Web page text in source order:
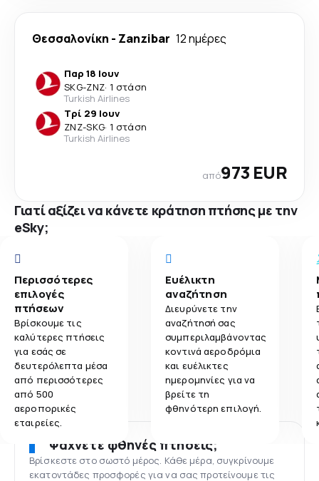
Θεσσαλονίκη - Zanzibar 12 ημέρες
Παρ 18 Ιουν
SKG-ZNZ· 1 στάση
Turkish Airlines
Τρί 29 Ιουν
ZNZ-SKG· 1 στάση
Turkish Airlines
από973 EUR
Γιατί αξίζει να κάνετε κράτηση πτήσης με την
eSky;
Περισσότερες
επιλογές
πτήσεων
Βρίσκουμε τις
καλύτερες πτήσεις
για εσάς σε
δευτερόλεπτα μέσα
από περισσότερες
από 500
αεροπορικές
εταιρείες.
Ευέλικτη
αναζήτηση
Διευρύνετε την
αναζήτησή σας
συμπεριλαμβάνοντας
κοντινά αεροδρόμια
και ευέλικτες
ημερομηνίες για να
βρείτε τη
φθηνότερη επιλογή.
Ψάχνετε φθηνές πτήσεις;
Βρίσκεστε στο σωστό μέρος. Κάθε μέρα, συγκρίνουμε
εκατοντάδες προσφορές για να σας προτείνουμε τις